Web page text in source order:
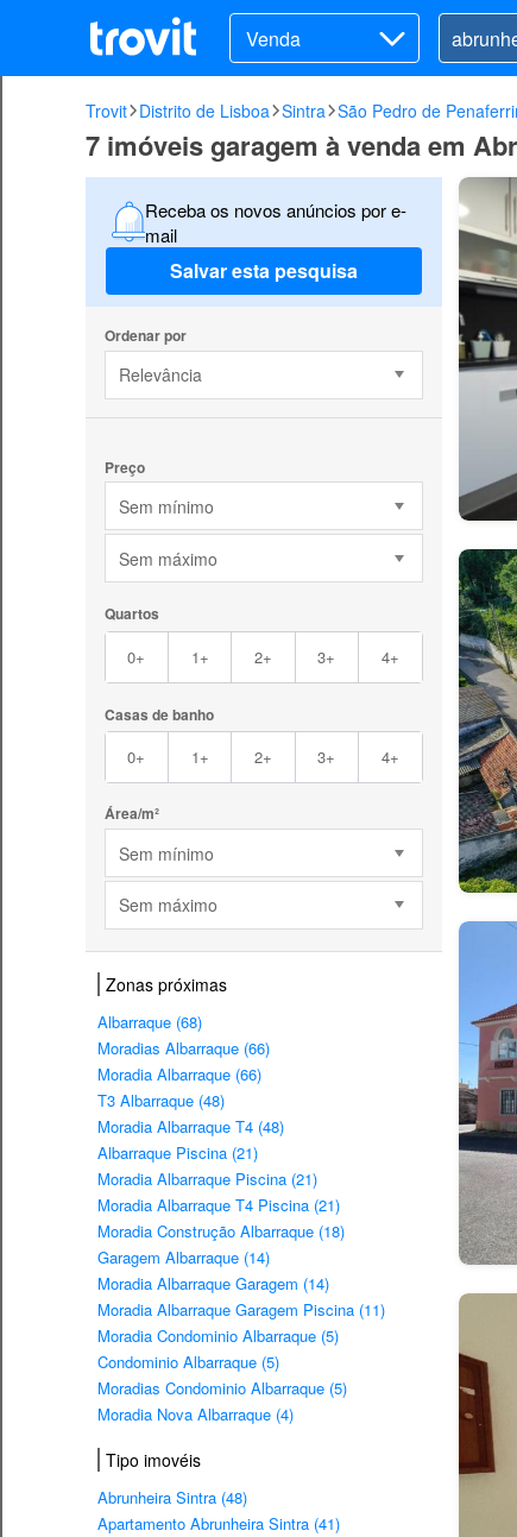
Venda
Trovit Distrito de Lisboa Sintra São Pedro de
7 imóveis garagem à venda em
Receba os novos anúncios por e-
mail
Salvar esta pesquisa
Ordenar por
Relevância
Preço
Sem mínimo
Sem máximo
Quartos
0+ 1+ 2+ 3+ 4+
Casas de banho
0+ 1+ 2+ 3+ 4+
Área/m²
Sem mínimo
Sem máximo
Zonas próximas
Albarraque (68)
Moradias Albarraque (66)
Moradia Albarraque (66)
T3 Albarraque (48)
Moradia Albarraque T4 (48)
Albarraque Piscina (21)
Moradia Albarraque Piscina (21)
Moradia Albarraque T4 Piscina (21)
Moradia Construção Albarraque (18)
Garagem Albarraque (14)
Moradia Albarraque Garagem (14)
Moradia Albarraque Garagem Piscina (11)
Moradia Condominio Albarraque (5)
Condominio Albarraque (5)
Moradias Condominio Albarraque (5)
Moradia Nova Albarraque (4)
Tipo imovéis
Abrunheira Sintra (48)
Apartamento Abrunheira Sintra (41)